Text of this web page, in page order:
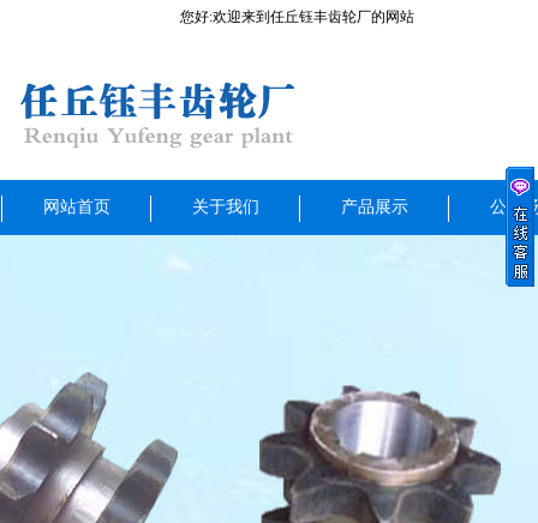
您好:欢迎来到任丘钰丰齿轮厂的网站
网站首页 关于我们 产品展示 公司